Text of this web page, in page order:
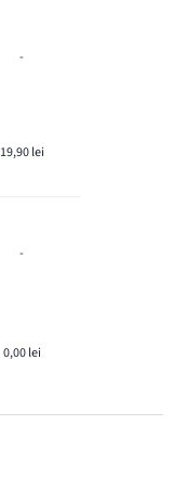
-
19,90 lei
-
0,00 lei